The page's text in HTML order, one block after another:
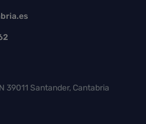
39011 Santander, Cantabria